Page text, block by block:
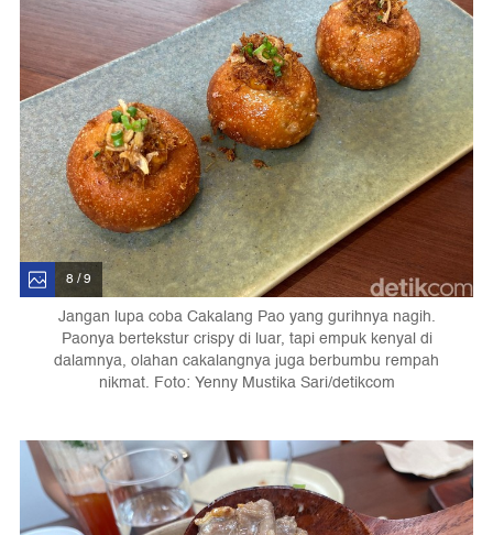
8 / 9
Jangan lupa coba Cakalang Pao yang gurihnya nagih.
Paonya bertekstur crispy di luar, tapi empuk kenyal di
dalamnya, olahan cakalangnya juga berbumbu rempah
nikmat. Foto: Yenny Mustika Sari/detikcom